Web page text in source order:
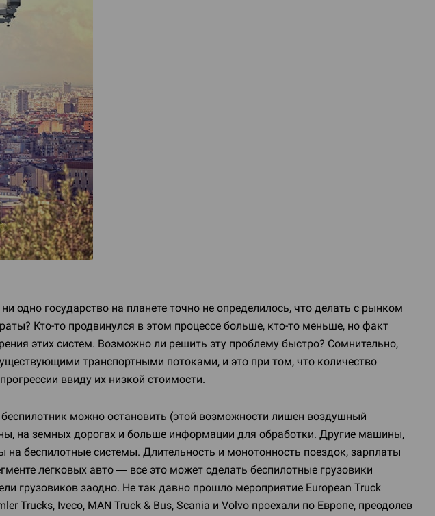
одно государство на планете точно не определилось, что делать с рынком
Кто-то продвинулся в этом процессе больше, кто-то меньше, но факт
этих систем. Возможно ли решить эту проблему быстро? Сомнительно,
транспортными потоками, и это при том, что количество
ввиду их низкой стоимости.
можно остановить (этой возможности лишен воздушный
на земных дорогах и больше информации для обработки. Другие машины,
беспилотные системы. Длительность и монотонность поездок, зарплаты
легковых авто — все это может сделать беспилотные грузовики
грузовиков заодно. Не так давно прошло мероприятие European Truck
Trucks, Iveco, MAN Truck & Bus, Scania и Volvo проехали по Европе, преодолев